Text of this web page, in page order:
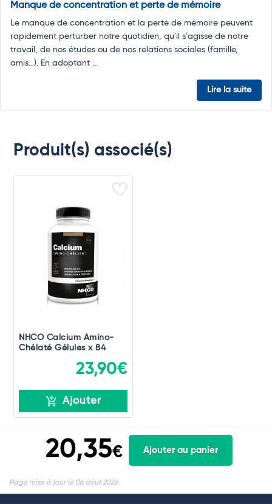
Manque de concentration et perte de mémoire
Le manque de concentration et la perte de mémoire peuvent
rapidement perturber notre quotidien, qu'il s'agisse de notre
travail, de nos études ou de nos relations sociales (famille,
amis…). En adoptant ...
Lire la suite
Produit(s) associé(s)
NHCO Calcium Amino-
Chélaté Gélules x 84
23,90€
Ajouter
20,35€ Ajouter au panier
Page mise à jour le 06 aout 2026